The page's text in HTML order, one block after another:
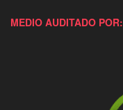
MEDIO AUDITADO POR: